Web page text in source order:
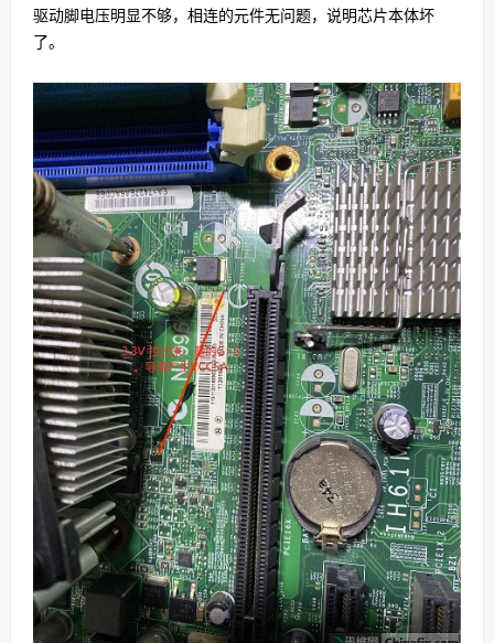
驱动脚电压明显不够，相连的元件无问题，说明芯片本体坏
了。